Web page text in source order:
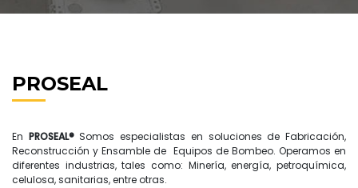
PROSEAL
En PROSEAL®Somos especialistas en soluciones de Fabricación,
Reconstrucción y Ensamble de Equipos de Bombeo. Operamos en
diferentes industrias, tales como: Minería, energía, petroquímica,
celulosa, sanitarias, entre otras.